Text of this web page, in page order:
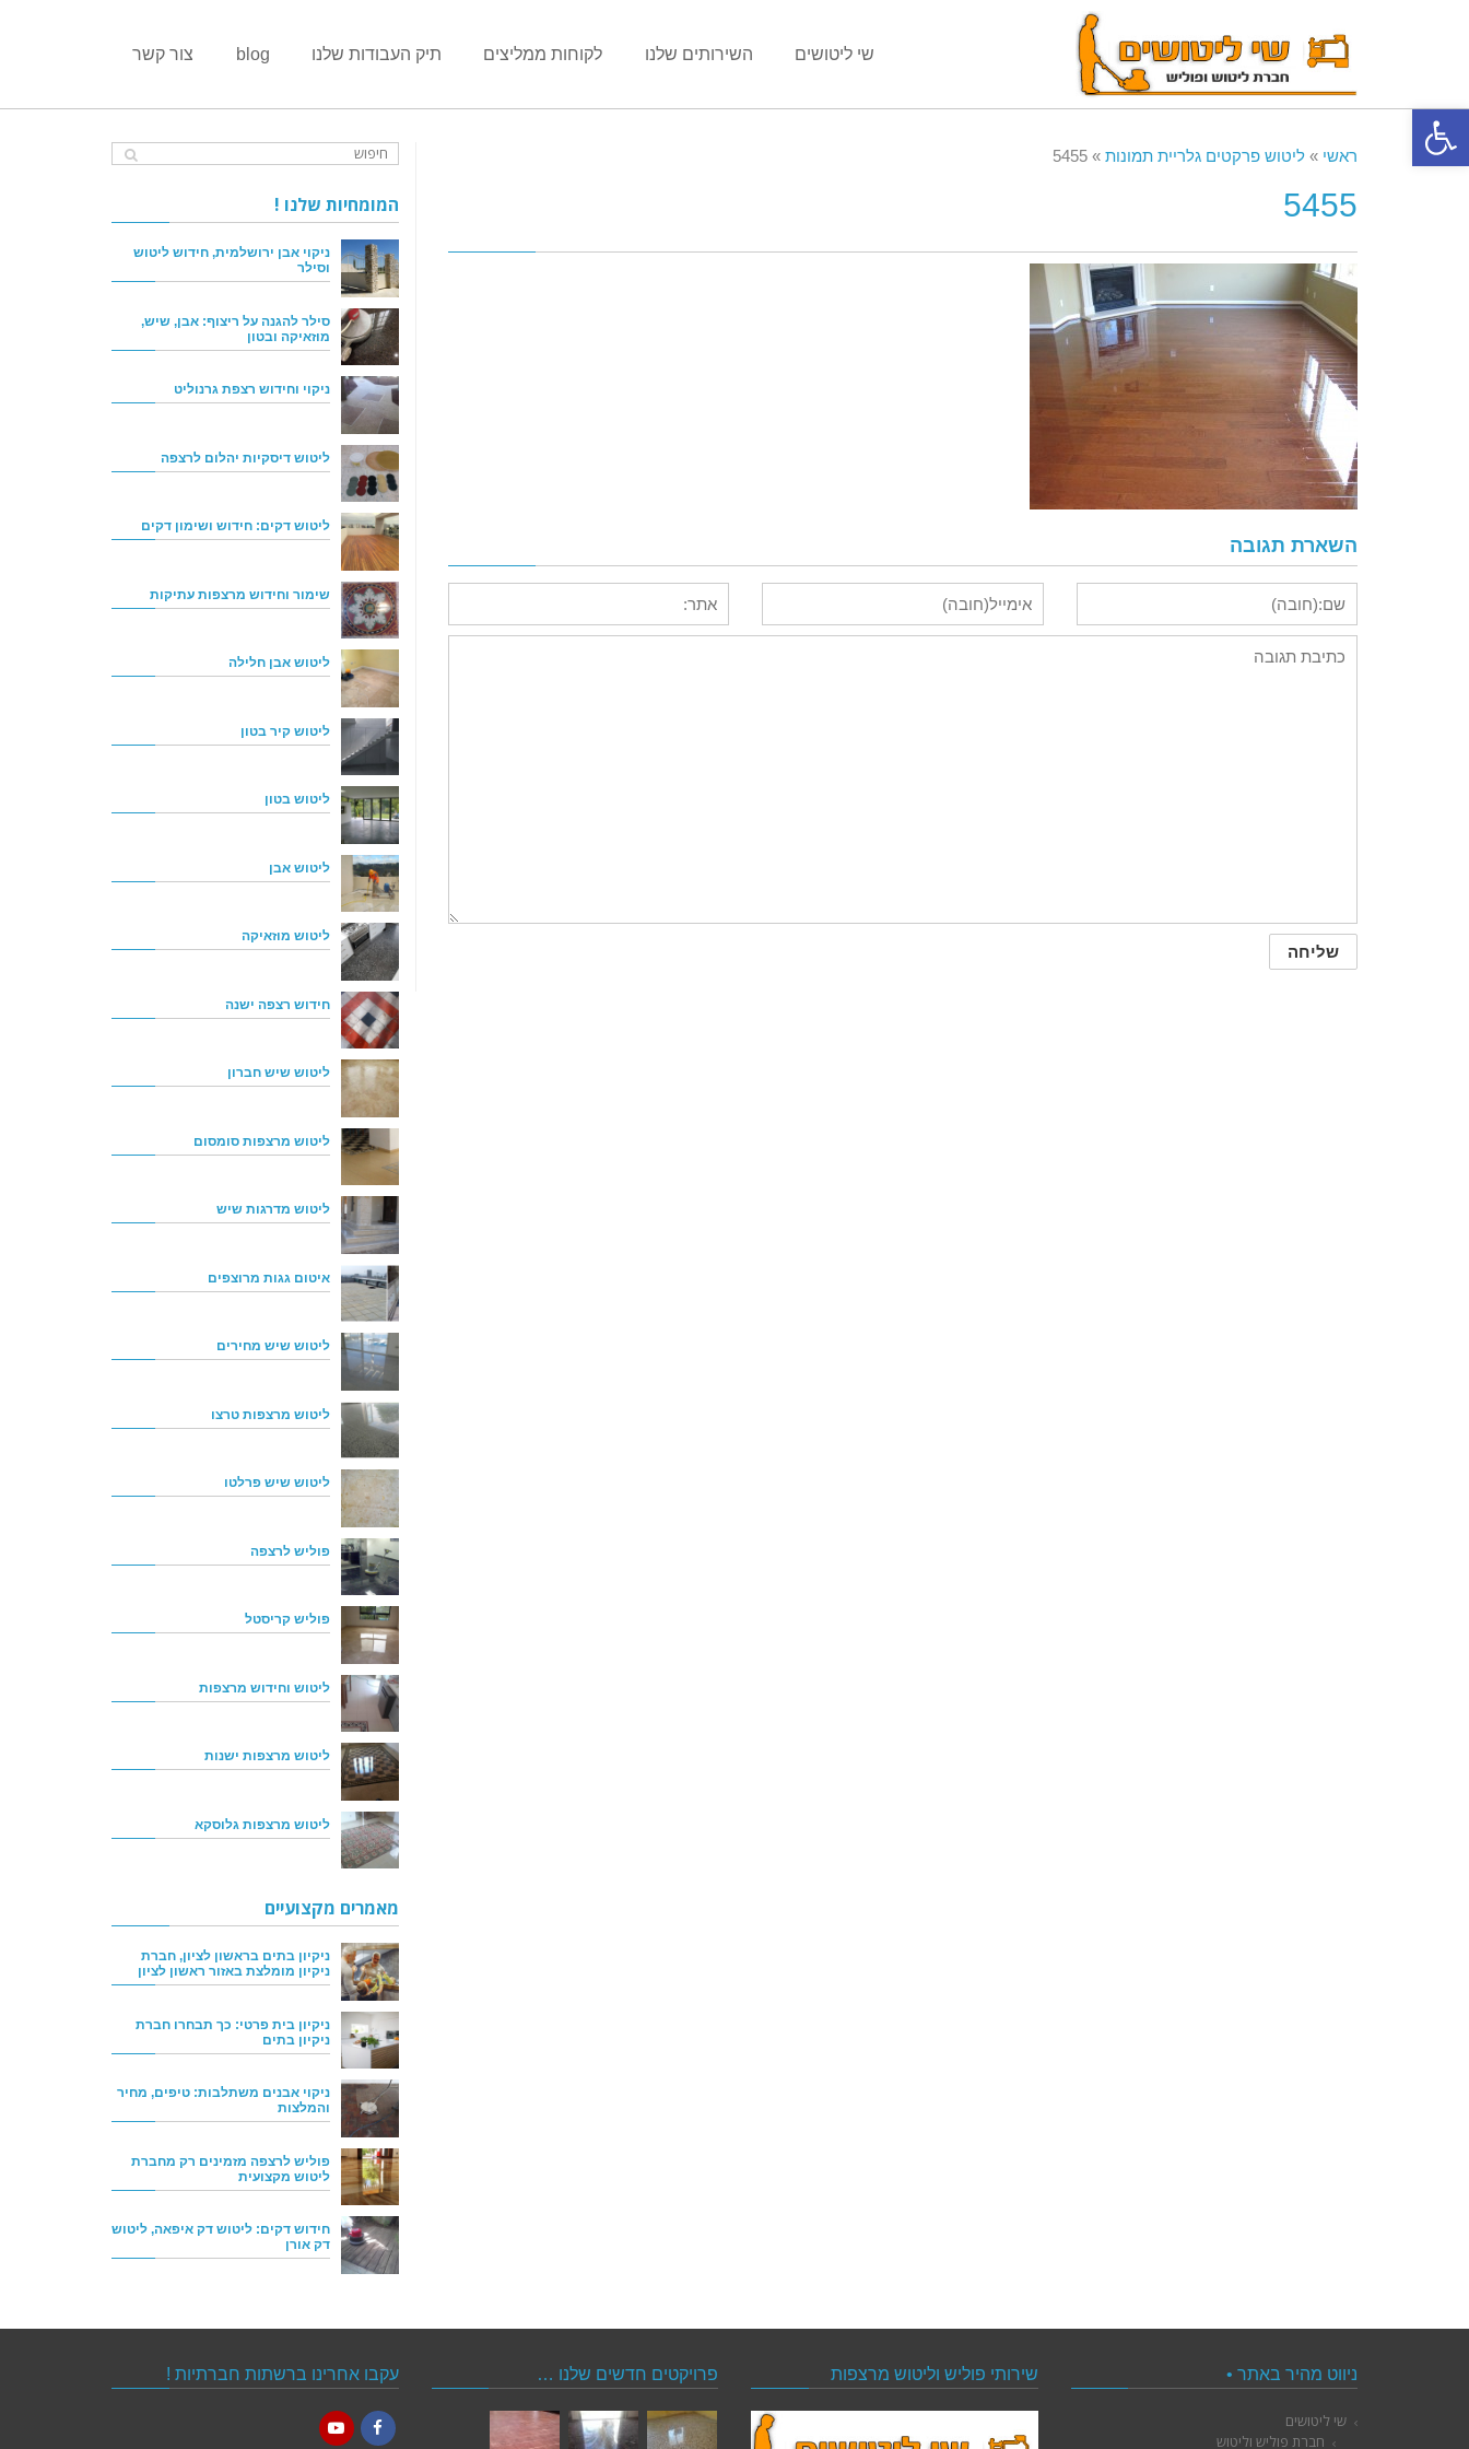
פתח סרגל נגישות
שי ליטושים השירותים שלנו לקוחות ממליצים תיק העבודות שלנו blog צור קשר
ראשי » ליטוש פרקטים גלריית תמונות »
5455
5455
השארת תגובה
המומחיות שלנו !
ניקוי אבן ירושלמית, חידוש ליטוש
וסילר
סילר להגנה על ריצוף: אבן, שיש,
מוזאיקה ובטון
ניקוי וחידוש רצפת גרנוליט
ליטוש דיסקיות יהלום לרצפה
ליטוש דקים: חידוש ושימון דקים
שימור וחידוש מרצפות עתיקות
ליטוש אבן חלילה
ליטוש קיר בטון
ליטוש בטון
ליטוש אבן
ליטוש מוזאיקה
חידוש רצפה ישנה
ליטוש שיש חברון
ליטוש מרצפות סומסום
ליטוש מדרגות שיש
איטום גגות מרוצפים
ליטוש שיש מחירים
ליטוש מרצפות טרצו
ליטוש שיש פרלטו
פוליש לרצפה
פוליש קריסטל
ליטוש וחידוש מרצפות
ליטוש מרצפות ישנות
ליטוש מרצפות גלוסקא
מאמרים מקצועיים
ניקיון בתים בראשון לציון, חברת
ניקיון מומלצת באזור ראשון לציון
ניקיון בית פרטי: כך תבחרו חברת
ניקיון בתים
ניקוי אבנים משתלבות: טיפים, מחיר
והמלצות
פוליש לרצפה מזמינים רק מחברת
ליטוש מקצועית
חידוש דקים: ליטוש דק איפאה, ליטוש
דק אורן
ניווט מהיר באתר •
שי ליטושים
חברת פוליש וליטוש
שירותי פוליש וליטוש מרצפות פרויקטים חדשים שלנו … עקבו אחרינו ברשתות חברתיות !